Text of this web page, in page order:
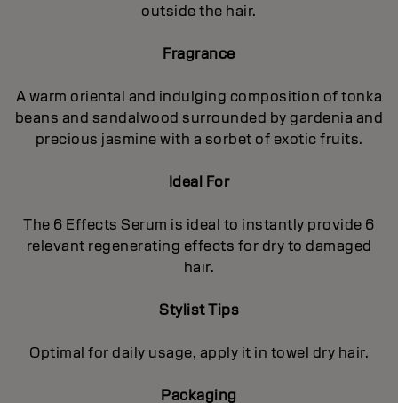
outside the hair.
Fragrance
A warm oriental and indulging composition of tonka
beans and sandalwood surrounded by gardenia and
precious jasmine with a sorbet of exotic fruits.
Ideal For
The 6 Effects Serum is ideal to instantly provide 6
relevant regenerating effects for dry to damaged
hair.
Stylist Tips
Optimal for daily usage, apply it in towel dry hair.
Packaging